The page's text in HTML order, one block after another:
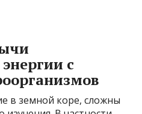
с
в земной коре, сложны